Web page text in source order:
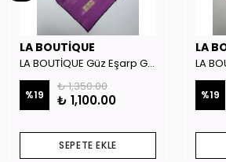
LA BOUTİQUE
LA BOUTİQUE Güz Eşarp GYSE262908
%19
₺ 1,350.00
₺ 1,100.00
SEPETE EKLE
LA
%19